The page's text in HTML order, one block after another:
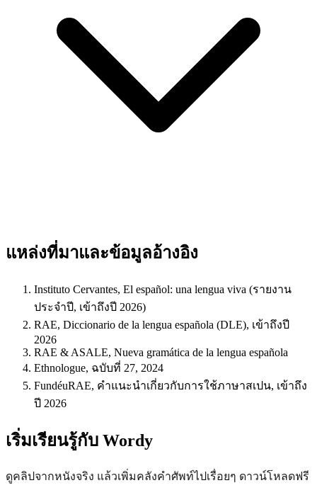
แหล่งที่มาและข้อมูลอ้างอิง
Instituto Cervantes, El español: una lengua viva (รายงาน
ประจำปี, เข้าถึงปี 2026)
RAE, Diccionario de la lengua española (DLE), เข้าถึงปี
2026
RAE & ASALE, Nueva gramática de la lengua española
Ethnologue, ฉบับที่ 27, 2024
FundéuRAE, คำแนะนำเกี่ยวกับการใช้ภาษาสเปน, เข้าถึง
ปี 2026
เริ่มเรียนรู้กับ Wordy
ดูคลิปจากหนังจริง แล้วเพิ่มคลังคำศัพท์ไปเรื่อยๆ ดาวน์โหลดฟรี